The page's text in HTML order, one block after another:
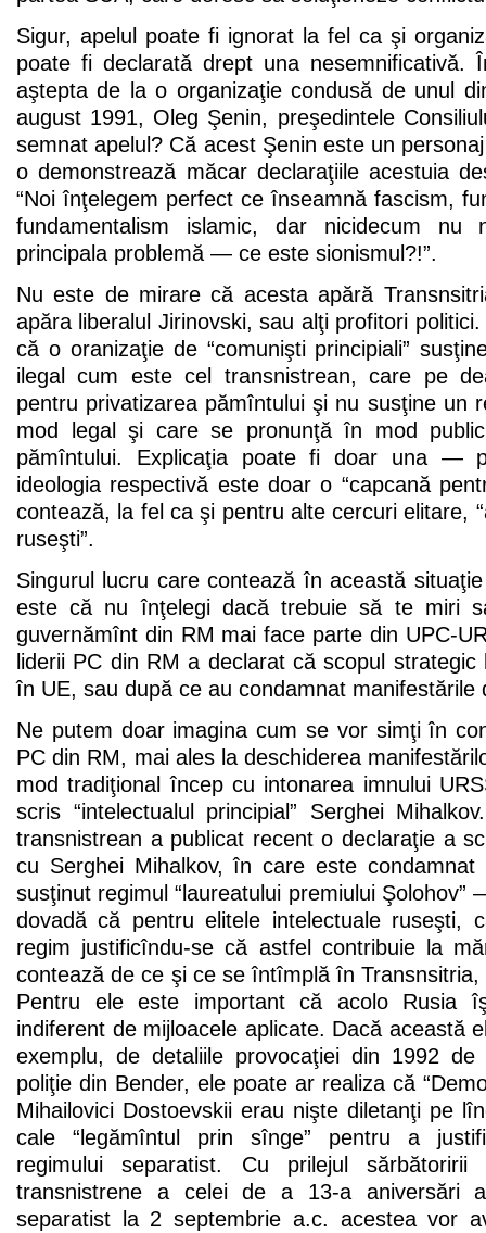
Sigur, apelul poate fi ignorat la fel ca şi
poate fi declarată drept una nesemnificativă.
aştepta de la o organizaţie condusă de unul
august 1991, Oleg Şenin, preşedintele
semnat apelul? Că acest Şenin este un
o demonstrează măcar declaraţiile acestuia
“Noi înţelegem perfect ce înseamnă fascism,
fundamentalism islamic, dar nicidecum
principala problemă — ce este sionismul?!”.
Nu este de mirare că acesta apără
apăra liberalul Jirinovski, sau alţi profitori
că o oranizaţie de “comunişti principiali”
ilegal cum este cel transnistrean, care pe
pentru privatizarea pămîntului şi nu susţine un
mod legal şi care se pronunţă în mod
pămîntului. Explicaţia poate fi doar una —
ideologia respectivă este doar o “capcană
contează, la fel ca şi pentru alte cercuri elitare,
ruseşti”.
Singurul lucru care contează în această
este că nu înţelegi dacă trebuie să te miri
guvernămînt din RM mai face parte din UPC-
liderii PC din RM a declarat că scopul
în UE, sau după ce au condamnat manifestările
Ne putem doar imagina cum se vor simţi în
PC din RM, mai ales la deschiderea
mod tradiţional încep cu intonarea imnului
scris “intelectualul principial” Serghei
transnistrean a publicat recent o declaraţie a
cu Serghei Mihalkov, în care este condamnat
susţinut regimul “laureatului premiului
dovadă că pentru elitele intelectuale ruseşti,
regim justificîndu-se că astfel contribuie la
contează de ce şi ce se întîmplă în
Pentru ele este important că acolo Rusia
indiferent de mijloacele aplicate. Dacă această
exemplu, de detaliile provocaţiei din 1992
poliţie din Bender, ele poate ar realiza că
Mihailovici Dostoevskii erau nişte diletanţi pe
cale “legămîntul prin sînge” pentru a
regimului separatist. Cu prilejul
transnistrene a celei de a 13-a aniversări
separatist la 2 septembrie a.c. acestea vor